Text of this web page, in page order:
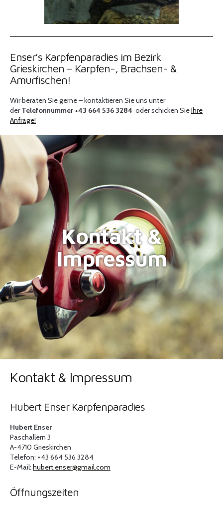
Enser’s Karpfenparadies im Bezirk
Grieskirchen – Karpfen-, Brachsen- &
Amurfischen!
Wir beraten Sie gerne – kontaktieren Sie uns unter
derTelefonnummer +43 664 536 3284 oder schicken SieIhre
Anfrage!
Kontakt &
Impressum
Kontakt & Impressum
Hubert Enser Karpfenparadies
Hubert Enser
Paschallern 3
A-4710 Grieskirchen
Telefon: +43 664 536 3284
E-Mail: hubert.enser@gmail.com
Öffnungszeiten